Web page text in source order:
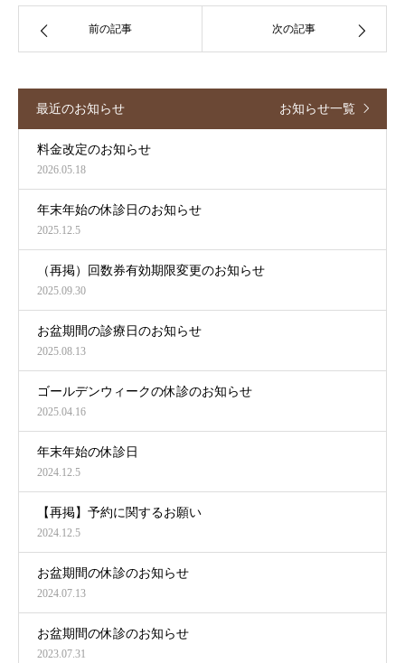
前の記事 次の記事
最近のお知らせ お知らせ一覧
料金改定のお知らせ
2026.05.18
年末年始の休診日のお知らせ
2025.12.5
（再掲）回数券有効期限変更のお知らせ
2025.09.30
お盆期間の診療日のお知らせ
2025.08.13
ゴールデンウィークの休診のお知らせ
2025.04.16
年末年始の休診日
2024.12.5
【再掲】予約に関するお願い
2024.12.5
お盆期間の休診のお知らせ
2024.07.13
お盆期間の休診のお知らせ
2023.07.31